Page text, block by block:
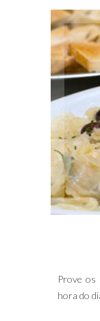
Prove os
hora do